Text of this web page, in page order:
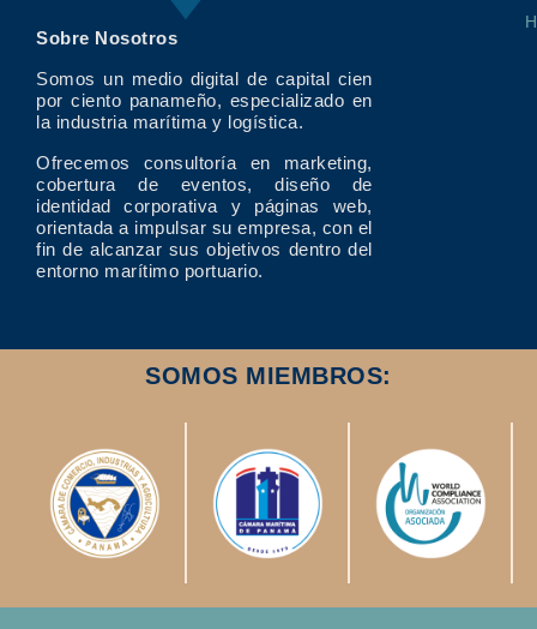
Sobre Nosotros
Somos un medio digital de capital cien
por ciento panameño, especializado en
la industria marítima y logística.
Ofrecemos consultoría en marketing,
cobertura de eventos, diseño de
identidad corporativa y páginas web,
orientada a impulsar su empresa, con el
fin de alcanzar sus objetivos dentro del
entorno marítimo portuario.
SOMOS MIEMBROS: